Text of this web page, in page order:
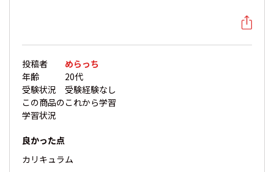
投稿者
めらっち
年齢
20代
受験状況
受験経験なし
この商品の
学習状況
これから学習
良かった点
カリキュラム